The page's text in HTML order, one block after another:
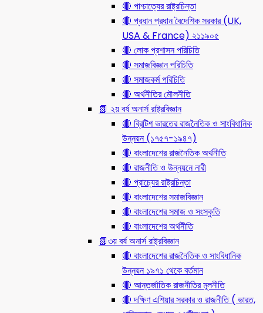
🔴 পাশ্চাত্যের রাষ্ট্রচিন্তা
🔴 প্রধান প্রধান বৈদেশিক সরকার (UK,
USA & France) ২১১৯০৫
🔴 লোক প্রশাসন পরিচিতি
🔴 সমাজবিজ্ঞান পরিচিতি
🔴 সমাজকর্ম পরিচিতি
🔴 অর্থনীতির মৌলনীতি
📗 ২য় বর্ষ অনার্স রাষ্ট্রবিজ্ঞান
🔴 ব্রিটিশ ভারতের রাজনৈতিক ও সাংবিধানিক
উন্নয়ন (১৭৫৭-১৯৪৭)
🔴 বাংলাদেশের রাজনৈতিক অর্থনীতি
🔴 রাজনীতি ও উন্নয়নে নারী
🔴 প্রাচ্যের রাষ্ট্রচিন্তা
🔴 বাংলাদেশের সমাজবিজ্ঞান
🔴 বাংলাদেশের সমাজ ও সংস্কৃতি
🔴 বাংলাদেশের অর্থনীতি
📗৩য় বর্ষ অনার্স রাষ্ট্রবিজ্ঞান
🔴 বাংলাদেশের রাজনৈতিক ও সাংবিধানিক
উন্নয়ন ১৯৭১ থেকে বর্তমান
🔴 আন্তর্জাতিক রাজনীতির মূলনীতি
🔴 দক্ষিণ এশিয়ার সরকার ও রাজনীতি ( ভারত,